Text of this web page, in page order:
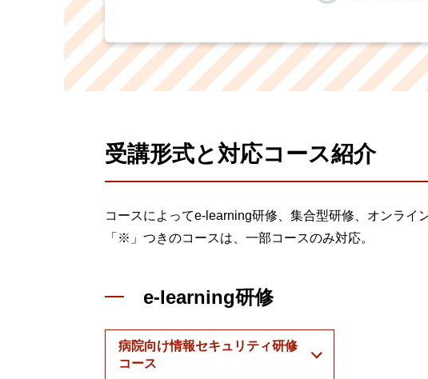
受講形式と対応コース紹介
コースによってe-learning研修、集合型研修、オンライ
「※」つきのコースは、一部コースのみ対応。
e-learning研修
病院向け情報セキュリティ研修
コース